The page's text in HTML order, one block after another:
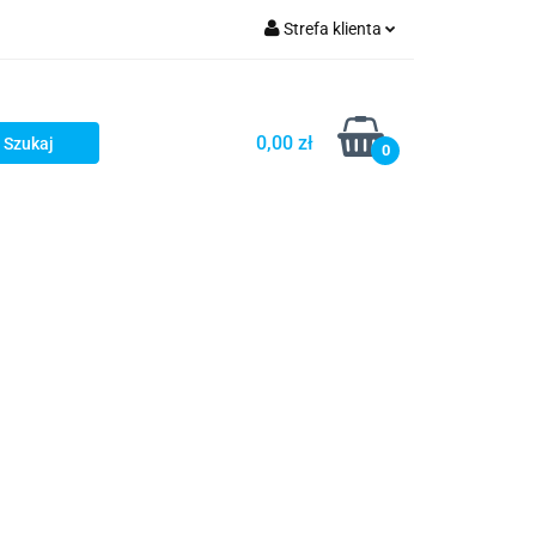
Strefa klienta
Zarejestruj się
Dodaj zgłoszenie
0,00 zł 0